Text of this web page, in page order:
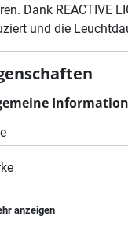
Dank REACTIVE
und die
anzeigen